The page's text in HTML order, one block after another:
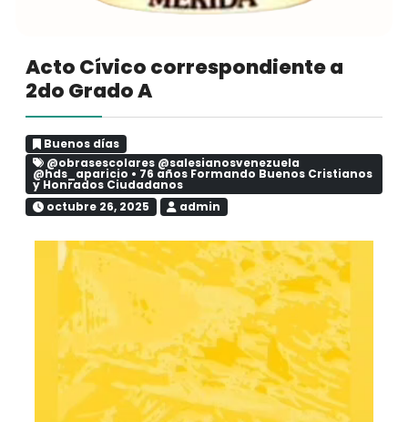
Acto Cívico correspondiente a
2do Grado A
Buenos días
@obrasescolares @salesianosvenezuela
@hds_aparicio • 76 años Formando Buenos Cristianos
y Honrados Ciudadanos
octubre 26, 2025
admin